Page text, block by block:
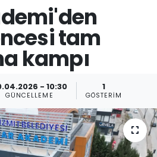
tam
kampı
- 10:30
GÜNCELLEME
1
GÖSTERIM